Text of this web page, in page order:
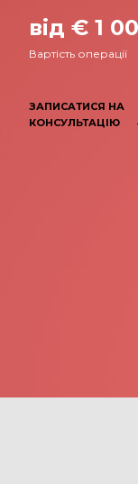
від € 1
Вартість операції
ЗАПИСАТИСЯ НА
КОНСУЛЬТАЦІЮ